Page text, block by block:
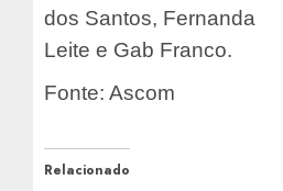
dos Santos, Fernanda
Leite e Gab Franco.
Fonte: Ascom
Relacionado